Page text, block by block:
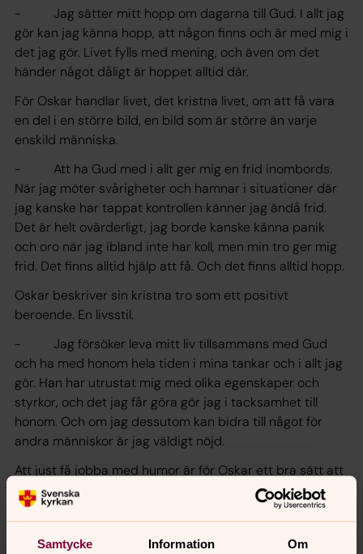
Samtycke Information Om
- Jag sätter mitt hopp om dagarna till Gud. I allt jag
gör kan jag känna hopp, att någon finns och är med mig i
det jag gör. Livet fylls med mening, och även om det
händer något dåligt är hoppet alltid där.
För Oskar handlar livet, det kristna livet, om att få vara
en del i en större bild, en bild som är större än varje
enskild människa.
- Att ha Gud med i allt ger mig en frid inombords.
När jag möter svårigheter och hamnar i situationer där
jag kanske har tappat kontrollen känner jag ändå frid.
Det är helt ovärderligt, jag borde kanske känna panik
och oro när jag ibland inte har koll, men min tro ger mig
frid. Det finns alltid hjälp att få. Och det finns alltid hopp.
Oskar beskriver sin kristna tro som ett positivt
beroende. En livsstil.
- Jag försöker leva mitt liv tillsammans med Gud
och ha med honom hela tiden i mina tankar och i allt jag
gör. Han har utrustat mig med olika egenskaper och
styrkor, och det jag får göra gör jag i tacksamhet till
honom. Och om jag dessutom kan bidra till något för
andra människor är jag väldigt nöjd.
Att just få jobba med humor är för Oskar ett bra sätt att
göra något för andra människor. För honom är humor en
grundläggande funktion hos oss människor som vi ska
och kan använda på massa olika bra sätt.